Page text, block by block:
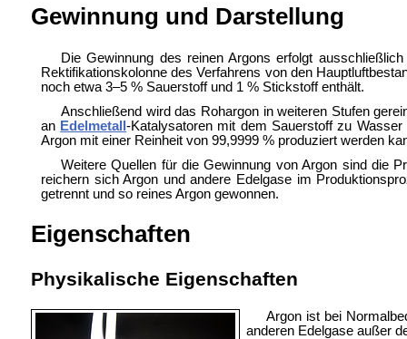
Gewinnung und Darstellung
Die Gewinnung des reinen Argons erfolgt
Rektifikationskolonne des Verfahrens von den
noch etwa 3–5 % Sauerstoff und 1 % Stickstoff enthält.
Anschließend wird das Rohargon in weiteren Stufen
an Edelmetall-Katalysatoren mit dem Sauerstoff zu
Argon mit einer Reinheit von 99,9999 % produziert werden
Weitere Quellen für die Gewinnung von Argon sind die
reichern sich Argon und andere Edelgase im
getrennt und so reines Argon gewonnen.
Eigenschaften
Physikalische Eigenschaften
Argon ist bei
anderen Edelgase außer